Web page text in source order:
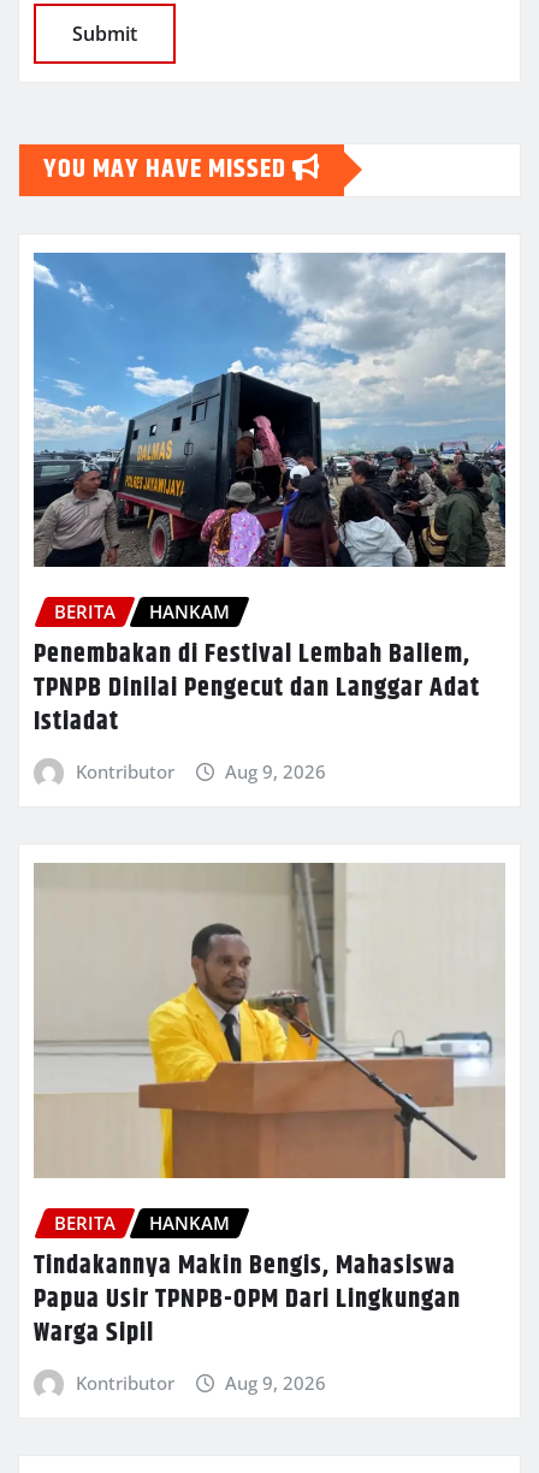
YOU MAY HAVE MISSED
BERITA HANKAM
Penembakan di Festival Lembah Baliem,
TPNPB Dinilai Pengecut dan Langgar Adat
Istiadat
Kontributor Aug 9, 2026
BERITA HANKAM
Tindakannya Makin Bengis, Mahasiswa
Papua Usir TPNPB-OPM Dari Lingkungan
Warga Sipil
Kontributor Aug 9, 2026